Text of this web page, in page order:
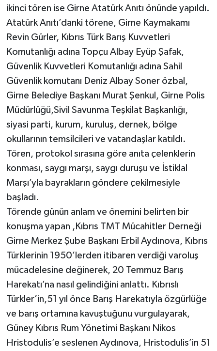
ikinci tören ise Girne Atatürk Anıtı önünde yapıldı.
Atatürk Anıtı’danki törene, Girne Kaymakamı
Revin Gürler, Kıbrıs Türk Barış Kuvvetleri
Komutanlığı adına Topçu Albay Eyüp Şafak,
Güvenlik Kuvvetleri Komutanlığı adına Sahil
Güvenlik komutanı Deniz Albay Soner özbal,
Girne Belediye Başkanı Murat Şenkul, Girne Polis
Müdürlüğü,Sivil Savunma Teşkilat Başkanlığı,
siyasi parti, kurum, kuruluş, dernek, bölge
okullarının temsilcileri ve vatandaşlar katıldı.
Tören, protokol sırasına göre anıta çelenklerin
konması, saygı marşı, saygı duruşu ve İstiklal
Marşı’yla bayrakların göndere çekilmesiyle
başladı.
Törende günün anlam ve önemini belirten bir
konuşma yapan ,Kıbrıs TMT Mücahitler Derneği
Girne Merkez Şube Başkanı Erbil Aydınova, Kıbrıs
Türklerinin 1950’lerden itibaren verdiği varoluş
mücadelesine değinerek, 20 Temmuz Barış
Harekatı’na nasıl gelindiğini anlattı. Kıbrıslı
Türkler’in,51 yıl önce Barış Harekatıyla özgürlüğe
ve barış ortamına kavuştuğunu vurgulayarak,
Güney Kıbrıs Rum Yönetimi Başkanı Nikos
Hristodulis’e seslenen Aydınova, Hristodulis’in 51